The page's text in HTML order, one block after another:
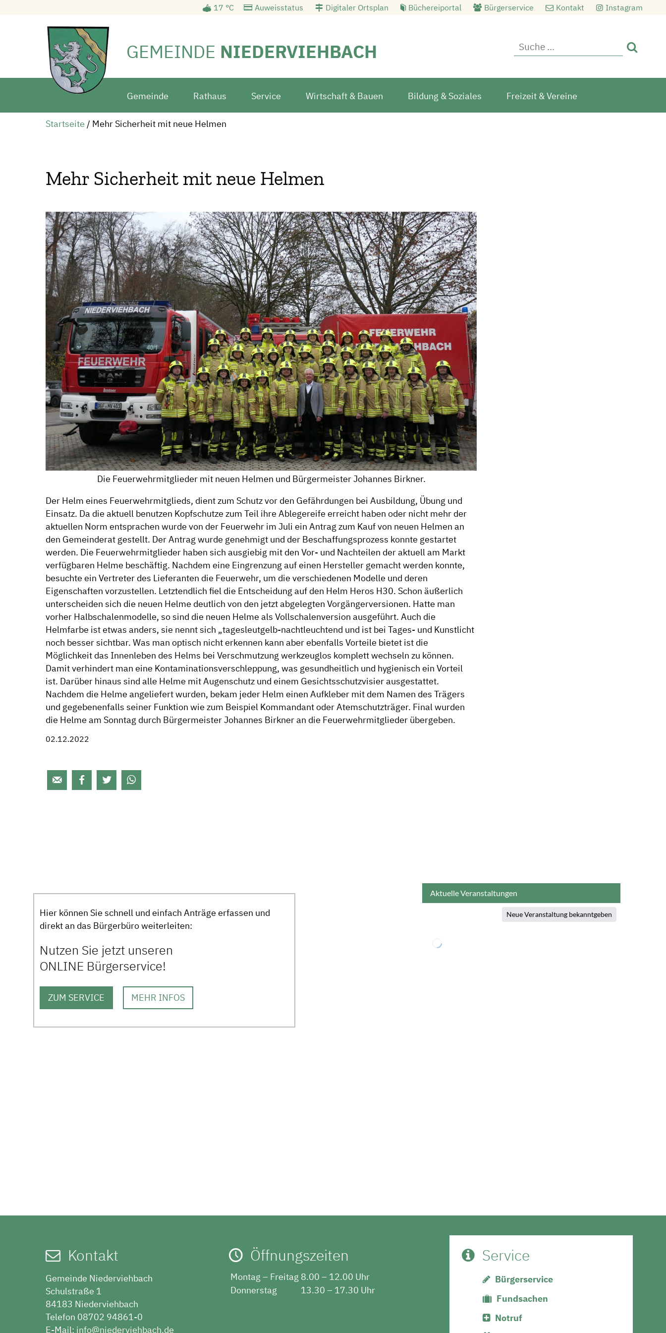
Auweisstatus Digitaler Ortsplan Büchereiportal Bürgerservice Kontakt Instagram

17 °C
GEMEINDE NIEDERVIEHBACH
Gemeinde Rathaus Service Wirtschaft & Bauen Bildung & Soziales Freizeit & Vereine
Startseite / Mehr Sicherheit mit neue Helmen
Mehr Sicherheit mit neue Helmen
Die Feuerwehrmitglieder mit neuen Helmen und Bürgermeister Johannes Birkner.
Der Helm eines Feuerwehrmitglieds, dient zum Schutz vor den Gefährdungen bei Ausbildung, Übung und
Einsatz. Da die aktuell benutzen Kopfschutze zum Teil ihre Ablegereife erreicht haben oder nicht mehr der
aktuellen Norm entsprachen wurde von der Feuerwehr im Juli ein Antrag zum Kauf von neuen Helmen an
den Gemeinderat gestellt. Der Antrag wurde genehmigt und der Beschaffungsprozess konnte gestartet
werden. Die Feuerwehrmitglieder haben sich ausgiebig mit den Vor- und Nachteilen der aktuell am Markt
verfügbaren Helme beschäftig. Nachdem eine Eingrenzung auf einen Hersteller gemacht werden konnte,
besuchte ein Vertreter des Lieferanten die Feuerwehr, um die verschiedenen Modelle und deren
Eigenschaften vorzustellen. Letztendlich fiel die Entscheidung auf den Helm Heros H30. Schon äußerlich
unterscheiden sich die neuen Helme deutlich von den jetzt abgelegten Vorgängerversionen. Hatte man
vorher Halbschalenmodelle, so sind die neuen Helme als Vollschalenversion ausgeführt. Auch die
Helmfarbe ist etwas anders, sie nennt sich „tagesleutgelb-nachtleuchtend und ist bei Tages- und Kunstlicht
noch besser sichtbar. Was man optisch nicht erkennen kann aber ebenfalls Vorteile bietet ist die
Möglichkeit das Innenleben des Helms bei Verschmutzung werkzeuglos komplett wechseln zu können.
Damit verhindert man eine Kontaminationsverschleppung, was gesundheitlich und hygienisch ein Vorteil
ist. Darüber hinaus sind alle Helme mit Augenschutz und einem Gesichtsschutzvisier ausgestattet.
Nachdem die Helme angeliefert wurden, bekam jeder Helm einen Aufkleber mit dem Namen des Trägers
und gegebenenfalls seiner Funktion wie zum Beispiel Kommandant oder Atemschutzträger. Final wurden
die Helme am Sonntag durch Bürgermeister Johannes Birkner an die Feuerwehrmitglieder übergeben.
02.12.2022
   
Hier können Sie schnell und einfach Anträge erfassen und
direkt an das Bürgerbüro weiterleiten:
Nutzen Sie jetzt unseren
ONLINE Bürgerservice!
ZUM SERVICE MEHR INFOS
Kontakt
Gemeinde Niederviehbach
Schulstraße 1
84183 Niederviehbach
Telefon 08702 94861-0
E-Mail: info@niederviehbach.de
Öffnungszeiten
Montag – Freitag 8.00 – 12.00 Uhr
Donnerstag
13.30 – 17.30 Uhr
Service
Bürgerservice
Fundsachen
Notruf